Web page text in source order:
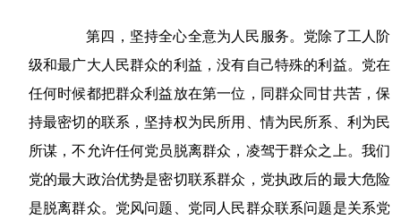
第四，坚持全心全意为人民服务。党除了工人阶
级和最广大人民群众的利益，没有自己特殊的利益。党在
任何时候都把群众利益放在第一位，同群众同甘共苦，保
持最密切的联系，坚持权为民所用、情为民所系、利为民
所谋，不允许任何党员脱离群众，凌驾于群众之上。我们
党的最大政治优势是密切联系群众，党执政后的最大危险
是脱离群众。党风问题、党同人民群众联系问题是关系党